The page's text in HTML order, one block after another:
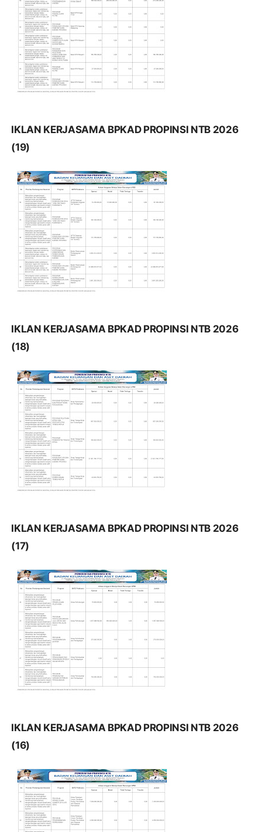
IKLAN KERJASAMA BPKAD PROPINSI NTB 2026
(19)
IKLAN KERJASAMA BPKAD PROPINSI NTB 2026
(18)
IKLAN KERJASAMA BPKAD PROPINSI NTB 2026
(17)
IKLAN KERJASAMA BPKAD PROPINSI NTB 2026
(16)